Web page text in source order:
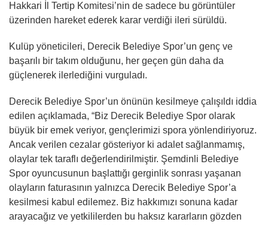
Hakkari İl Tertip Komitesi’nin de sadece bu görüntüler
üzerinden hareket ederek karar verdiği ileri sürüldü.
Kulüp yöneticileri, Derecik Belediye Spor’un genç ve
başarılı bir takım olduğunu, her geçen gün daha da
güçlenerek ilerlediğini vurguladı.
Derecik Belediye Spor’un önünün kesilmeye çalışıldı iddia
edilen açıklamada, “Biz Derecik Belediye Spor olarak
büyük bir emek veriyor, gençlerimizi spora yönlendiriyoruz.
Ancak verilen cezalar gösteriyor ki adalet sağlanmamış,
olaylar tek taraflı değerlendirilmiştir. Şemdinli Belediye
Spor oyuncusunun başlattığı gerginlik sonrası yaşanan
olayların faturasının yalnızca Derecik Belediye Spor’a
kesilmesi kabul edilemez. Biz hakkımızı sonuna kadar
arayacağız ve yetkililerden bu haksız kararların gözden